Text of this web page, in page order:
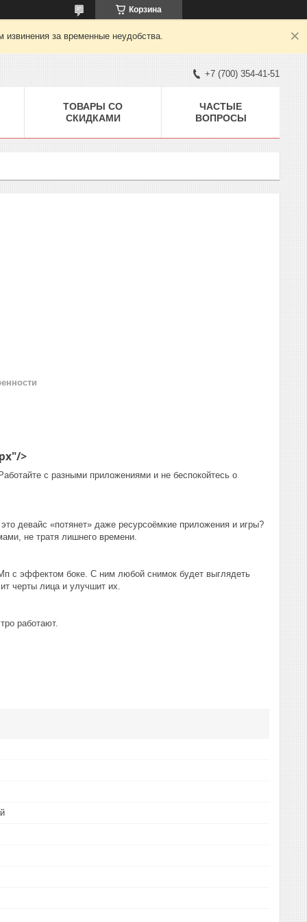
Корзина
за временные неудобства.
+7 (700) 354-41-51
ТОВАРЫ СО
СКИДКАМИ
ЧАСТЫЕ
ВОПРОСЫ
>
с разными приложениями и не беспокойтесь о
девайс «потянет» даже ресурсоёмкие приложения и игры?
не тратя лишнего времени.
с эффектом боке. С ним любой снимок будет выглядеть
черты лица и улучшит их.
работают.